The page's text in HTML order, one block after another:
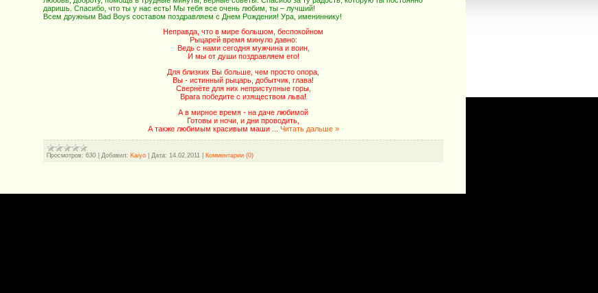
даришь. Спасибо, что ты у нас есть! Мы тебя все очень любим, ты – лучший!
Всем дружным Bad Boys составом поздравляем с Днем Рождения! Ура, имениннику!
Неправда, что в мире большом, беспокойном
Рыцарей время минуло давно:
Ведь с нами сегодня мужчина и воин,
И мы от души поздравляем его!
Для близких Вы больше, чем просто опора,
Вы - истинный рыцарь, добытчик, глава!
Свернёте для них неприступные горы,
Врага победите с изяществом льва!
А в мирное время - на даче любимой
Готовы и ночи, и дни проводить,
А также любимым красивым маши
Читать дальше »
Просмотров: 630 Добавил: Kaiyo Дата: 14.02.2011 Комментарии (0)